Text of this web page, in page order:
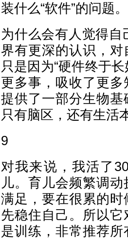
装什么“软件”的问题。
为什么会有人觉得
界有更深的认识，
只是因为“硬件终于
更多事，吸收了更
提供了一部分生物
只有脑区，还有生活
9
对我来说，我活了
儿。育儿会频繁调
满足，要在很累的
先稳住自己。所以
是训练，非常推荐